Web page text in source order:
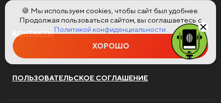
КОНТАКТЫ
ПОЛЬЗОВАТЕЛЬСКОЕ СОГЛАШЕНИЕ
🍪 Мы используем cookies, чтобы сайт был удобнее.
Продолжая пользоваться сайтом, вы соглашаетесь с
Политикой конфиденциальности.
ХОРОШО